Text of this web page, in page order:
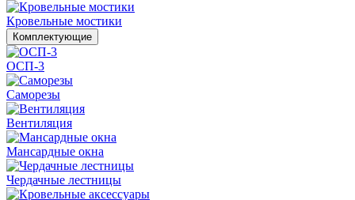
Кровельные мостики
Комплектующие
ОСП-3
Саморезы
Вентиляция
Мансардные окна
Чердачные лестницы